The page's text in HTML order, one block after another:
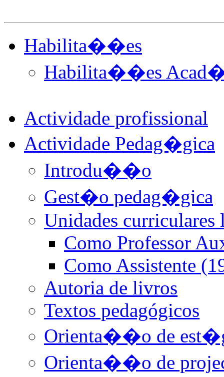
Habilita��es
Habilita��es
Actividade profissional
Actividade Pedag�gica
Introdu��o
Gest�o pedag�gica
Unidades curriculares
Como Professor
Como Assistente
Autoria de livros
Textos pedagógicos
Orienta��o de
Orienta��o de